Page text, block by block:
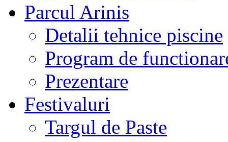
Parcul Arinis
Detalii tehnice piscine
Program de
Prezentare
Festivaluri
Targul de Paste